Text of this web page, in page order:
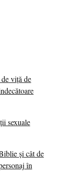
viță de
sexuale
și cât de
în